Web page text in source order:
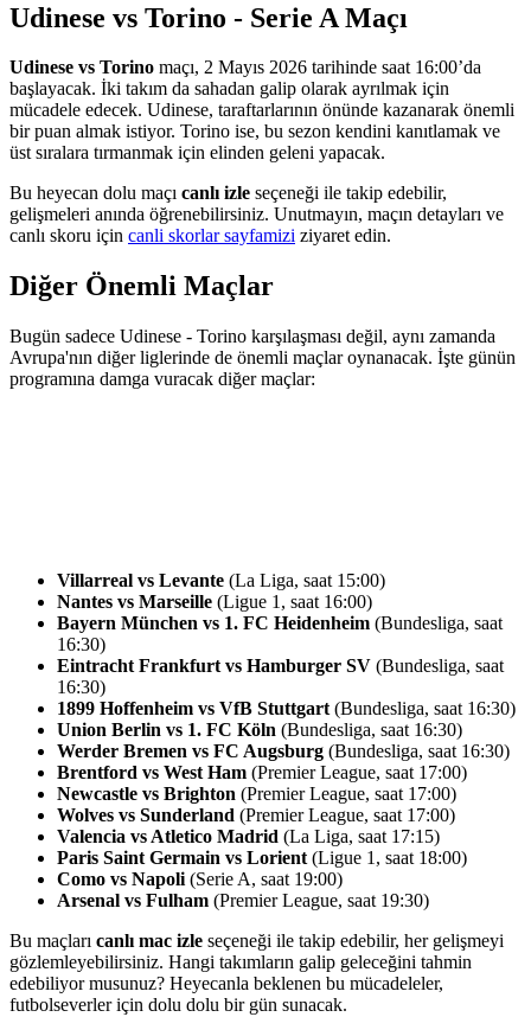
Udinese vs Torino - Serie A Maçı
Udinese vs Torino maçı, 2 Mayıs 2026 tarihinde saat 16:00’da
başlayacak. İki takım da sahadan galip olarak ayrılmak için
mücadele edecek. Udinese, taraftarlarının önünde kazanarak önemli
bir puan almak istiyor. Torino ise, bu sezon kendini kanıtlamak ve
üst sıralara tırmanmak için elinden geleni yapacak.
Bu heyecan dolu maçı canlı izle seçeneği ile takip edebilir,
gelişmeleri anında öğrenebilirsiniz. Unutmayın, maçın detayları ve
canlı skoru için canli skorlar sayfamizi ziyaret edin.
Diğer Önemli Maçlar
Bugün sadece Udinese - Torino karşılaşması değil, aynı zamanda
Avrupa'nın diğer liglerinde de önemli maçlar oynanacak. İşte günün
programına damga vuracak diğer maçlar:
Villarreal vs Levante (La Liga, saat 15:00)
Nantes vs Marseille (Ligue 1, saat 16:00)
Bayern München vs 1. FC Heidenheim (Bundesliga, saat
16:30)
Eintracht Frankfurt vs Hamburger SV (Bundesliga, saat
16:30)
1899 Hoffenheim vs VfB Stuttgart (Bundesliga, saat 16:30)
Union Berlin vs 1. FC Köln (Bundesliga, saat 16:30)
Werder Bremen vs FC Augsburg (Bundesliga, saat 16:30)
Brentford vs West Ham (Premier League, saat 17:00)
Newcastle vs Brighton (Premier League, saat 17:00)
Wolves vs Sunderland (Premier League, saat 17:00)
Valencia vs Atletico Madrid (La Liga, saat 17:15)
Paris Saint Germain vs Lorient (Ligue 1, saat 18:00)
Como vs Napoli (Serie A, saat 19:00)
Arsenal vs Fulham (Premier League, saat 19:30)
Bu maçları canlı mac izle seçeneği ile takip edebilir, her gelişmeyi
gözlemleyebilirsiniz. Hangi takımların galip geleceğini tahmin
edebiliyor musunuz? Heyecanla beklenen bu mücadeleler,
futbolseverler için dolu dolu bir gün sunacak.